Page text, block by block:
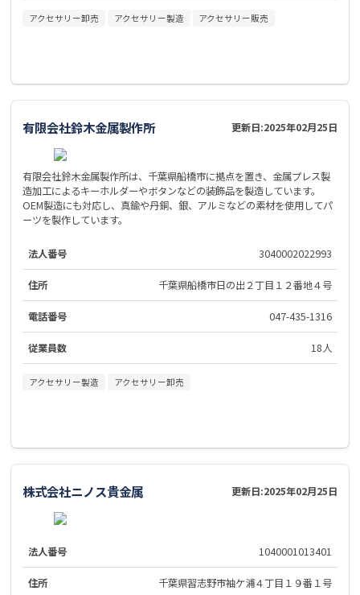
アクセサリー卸売 アクセサリー製造 アクセサリー販売
有限会社鈴木金属製作所 更新日:2025年02月25日
有限会社鈴木金属製作所は、千葉県船橋市に拠点を置き、金属プレス製
造加工によるキーホルダーやボタンなどの装飾品を製造しています。
OEM製造にも対応し、真鍮や丹銅、銀、アルミなどの素材を使用してパ
ーツを製作しています。
法人番号 3040002022993
住所 千葉県船橋市日の出２丁目１２番地４号
電話番号 047-435-1316
従業員数 18人
アクセサリー製造 アクセサリー卸売
株式会社ニノス貴金属 更新日:2025年02月25日
法人番号 1040001013401
住所 千葉県習志野市袖ケ浦４丁目１９番１号